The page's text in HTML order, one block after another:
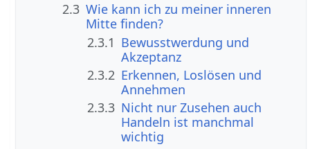
2.3 Wie kann ich zu meiner inneren
Mitte finden?
2.3.1 Bewusstwerdung und
Akzeptanz
2.3.2 Erkennen, Loslösen und
Annehmen
2.3.3 Nicht nur Zusehen auch
Handeln ist manchmal
wichtig